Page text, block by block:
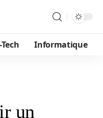
Informatique
un